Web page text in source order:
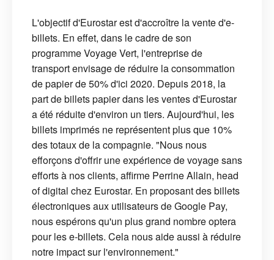
L'objectif d'Eurostar est d'accroître la vente d'e-
billets. En effet, dans le cadre de son
programme Voyage Vert, l'entreprise de
transport envisage de réduire la consommation
de papier de 50% d'ici 2020. Depuis 2018, la
part de billets papier dans les ventes d'Eurostar
a été réduite d'environ un tiers. Aujourd'hui, les
billets imprimés ne représentent plus que 10%
des totaux de la compagnie. "Nous nous
efforçons d'offrir une expérience de voyage sans
efforts à nos clients, affirme Perrine Allain, head
of digital chez Eurostar. En proposant des billets
électroniques aux utilisateurs de Google Pay,
nous espérons qu'un plus grand nombre optera
pour les e-billets. Cela nous aide aussi à réduire
notre impact sur l'environnement."